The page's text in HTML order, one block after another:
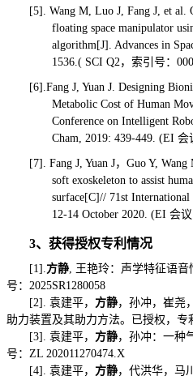
[5]. Wang M, Luo J, Fang J, et
floating space manipulator
algorithm[J]. Advances in
1536.( SCI Q2，索引号：
[6].Fang J, Yuan J. Designing
Metabolic Cost of Human
Conference on Intelligent
Cham, 2019: 439-449. (EI
[7]. Fang J, Yuan J，Guo Y,
soft exoskeleton to assist
surface[C]// 71st
12-14 October 2020. (EI 会
3、获得授权专利情况
[1]. 方静, 王艳玲：声学特征语
号：2025SR1280058
[2]. 袁建平， 方静，孙冲，崔尧
助力装置及其助力方法。已授权，专
[3]. 袁建平， 方静，孙冲：一种
号：ZL 202011270474.X
[4]. 袁建平， 方静，代洪华，马